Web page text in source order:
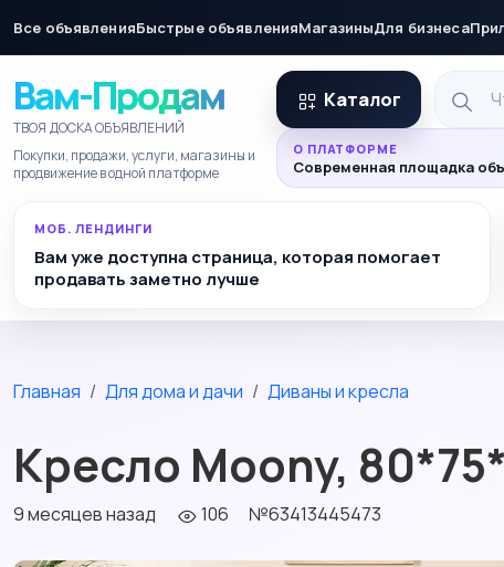
Все объявленияБыстрые объявленияМагазиныДля бизнеса
Вам-Продам
ТВОЯ ДОСКА ОБЪЯВЛЕНИЙ
Покупки, продажи, услуги, магазины и
продвижение в одной платформе
Каталог
О ПЛАТФОРМЕ
Современная площадка
МОБ. ЛЕНДИНГИ
Вам уже доступна страница, которая помогает
продавать заметно лучше
Главная Для дома и дачи Диваны и кресла
Кресло Moony,
9 месяцев назад 106 №63413445473